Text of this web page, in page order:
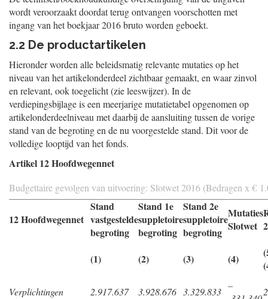
wordt veroorzaakt doordat terug ontvangen voorschotten met
ingang van het boekjaar 2016 bruto worden geboekt.
2.2 De productartikelen
Hieronder worden alle beleidsmatig relevante mutaties op het
niveau van het artikelonderdeel zichtbaar gemaakt, en waar zinvol
en relevant, ook toegelicht (zie leeswijzer). In de
verdiepingsbijlage is een meerjarige mutatietabel opgenomen op
artikelonderdeelniveau met daarbij de aansluiting tussen de vorige
stand van de begroting en de nu voorgestelde stand. Dit voor de
volledige looptijd van het fonds.
Artikel 12 Hoofdwegennet
Budgettaire gevolgen van uitvoering: Slotwet 2016 (Bedragen x €
12 Hoofdwegennet
Stand
vastgestelde
begroting
Stand 1e
suppletoire
begroting
Stand 2e
suppletoire
begroting
Mutaties
Slotwet
(1) (2) (3) (4)
Verplichtingen 2.917.637 3.928.676 3.329.833
–